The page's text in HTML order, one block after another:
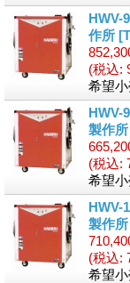
HWV-
作所
(税込:
希望
HWV-
製作所
(税込:
希望
HWV-
製作所
(税込:
希望